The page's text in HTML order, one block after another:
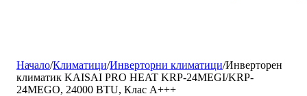
Начало/Климатици/Инверторни климатици/Инверторен
климатик KAISAI PRO HEAT KRP-24MEGI/KRP-
24MEGO, 24000 BTU, Клас A+++